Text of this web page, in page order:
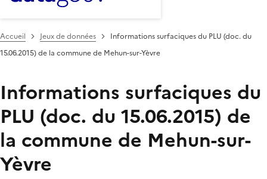
Accueil Jeux de données
Informations surfaciques du PLU (doc. du
15.06.2015) de la commune de Mehun-sur-Yèvre
Informations surfaciques du
PLU (doc. du 15.06.2015) de
la commune de Mehun-sur-
Yèvre